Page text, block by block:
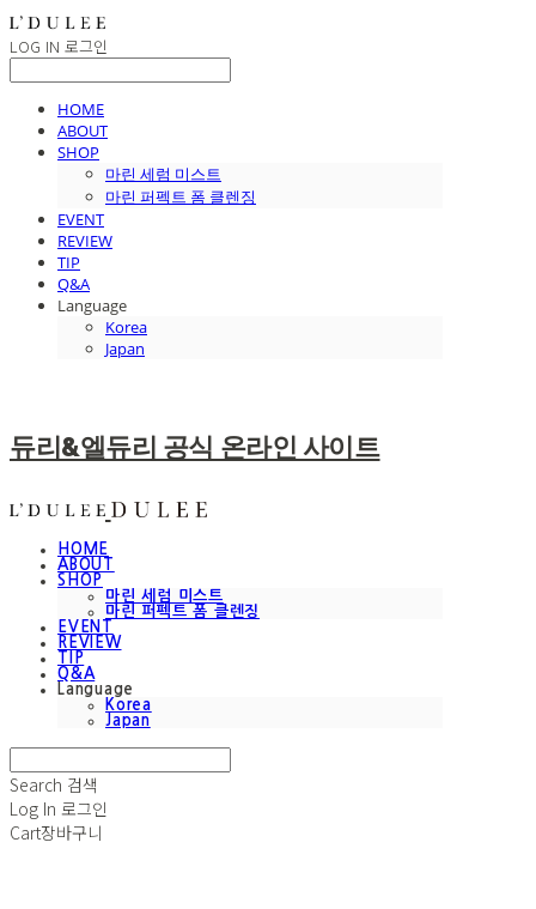
LOG IN 로그인
HOME
ABOUT
SHOP
마린 세럼 미스트
마린 퍼펙트 폼 클렌징
EVENT
REVIEW
TIP
Q&A
Language
Korea
Japan
듀리&엘듀리 공식 온라인 사이트
HOME
ABOUT
SHOP
마린 세럼 미스트
마린 퍼펙트 폼 클렌징
EVENT
REVIEW
TIP
Q&A
Language
Korea
Japan
Search 검색
Log In 로그인
Cart장바구니